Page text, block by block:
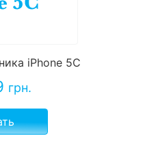
iPhone 5C
грн.